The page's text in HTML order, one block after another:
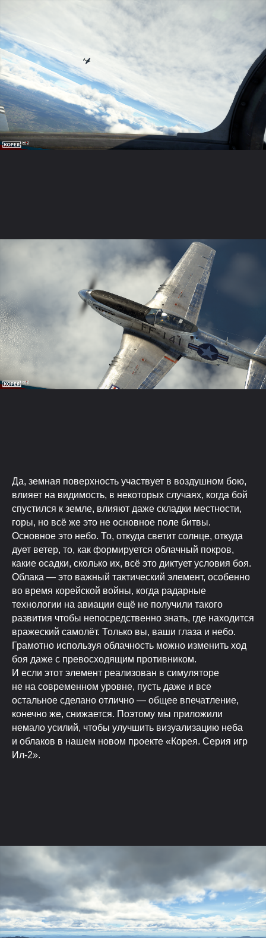
Да, земная поверхность участвует в воздушном бою,
влияет на видимость, в некоторых случаях, когда бой
спустился к земле, влияют даже складки местности,
горы, но всё же это не основное поле битвы.
Основное это небо. То, откуда светит солнце, откуда
дует ветер, то, как формируется облачный покров,
какие осадки, сколько их, всё это диктует условия боя.
Облака — это важный тактический элемент, особенно
во время корейской войны, когда радарные
технологии на авиации ещё не получили такого
развития чтобы непосредственно знать, где находится
вражеский самолёт. Только вы, ваши глаза и небо.
Грамотно используя облачность можно изменить ход
боя даже с превосходящим противником.
И если этот элемент реализован в симуляторе
не на современном уровне, пусть даже и все
остальное сделано отлично — общее впечатление,
конечно же, снижается. Поэтому мы приложили
немало усилий, чтобы улучшить визуализацию неба
и облаков в нашем новом проекте «Корея. Серия игр
Ил-2».